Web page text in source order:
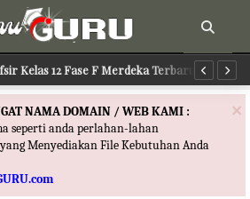
Kelas 12 Fase F Merdeka Terbaru
×
NAMA DOMAIN / WEB KAMI :
seperti anda perlahan-lahan
Menyediakan File Kebutuhan Anda